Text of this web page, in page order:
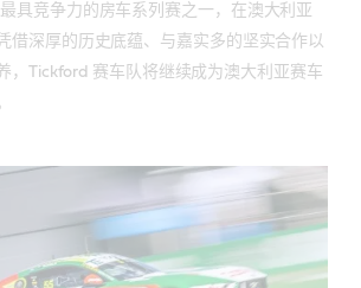
竞争力的房车系列赛之一，在澳大利亚
借深厚的历史底蕴、与嘉实多的坚实合作以
，Tickford 赛车队将继续成为澳大利亚赛车